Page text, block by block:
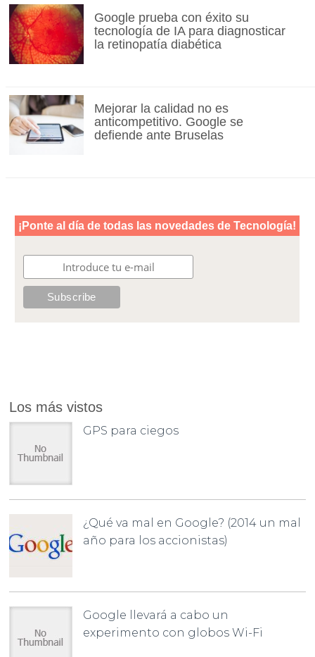
Google prueba con éxito su
tecnología de IA para diagnosticar
la retinopatía diabética
Mejorar la calidad no es
anticompetitivo. Google se
defiende ante Bruselas
Los más vistos
GPS para ciegos
¿Qué va mal en Google? (2014 un mal
año para los accionistas)
Google llevará a cabo un
experimento con globos Wi-Fi